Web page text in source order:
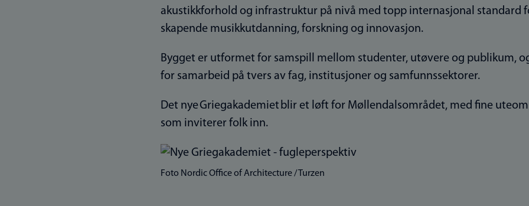
akustikkforhold og infrastruktur på nivå med topp internasjonal standard
skapende musikkutdanning, forskning og innovasjon.
Bygget er utformet for samspill mellom studenter, utøvere og publikum,
for samarbeid på tvers av fag, institusjoner og samfunnssektorer.
Det nye Griegakademiet blir et løft for Møllendalsområdet, med fine
som inviterer folk inn.
Foto Nordic Office of Architecture / Turzen